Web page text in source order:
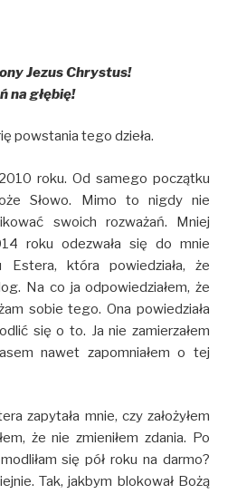
Jezus Chrystus!
na głębię!
powstania tego dzieła.
roku. Od samego początku
Słowo. Mimo to nigdy nie
swoich rozważań. Mniej
roku odezwała się do mnie
Estera, która powiedziała, że
Na co ja odpowiedziałem, że
sobie tego. Ona powiedziała
się o to. Ja nie zamierzałem
nawet zapomniałem o tej
zapytała mnie, czy założyłem
że nie zmieniłem zdania. Po
się pół roku na darmo?
Tak, jakbym blokował Bożą